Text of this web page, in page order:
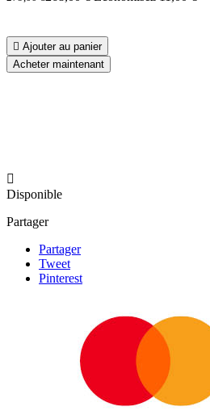
 Ajouter au panier
Acheter maintenant

Disponible
Partager
Partager
Tweet
Pinterest